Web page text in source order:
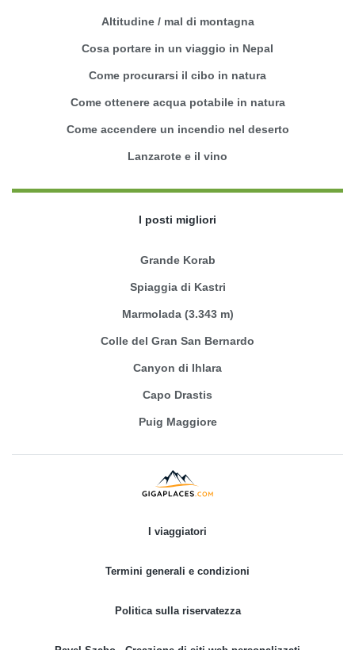
Altitudine / mal di montagna
Cosa portare in un viaggio in Nepal
Come procurarsi il cibo in natura
Come ottenere acqua potabile in natura
Come accendere un incendio nel deserto
Lanzarote e il vino
I posti migliori
Grande Korab
Spiaggia di Kastri
Marmolada (3.343 m)
Colle del Gran San Bernardo
Canyon di Ihlara
Capo Drastis
Puig Maggiore
I viaggiatori
Termini generali e condizioni
Politica sulla riservatezza